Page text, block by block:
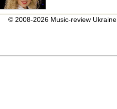
© 2008-2026 Music-review Ukraine